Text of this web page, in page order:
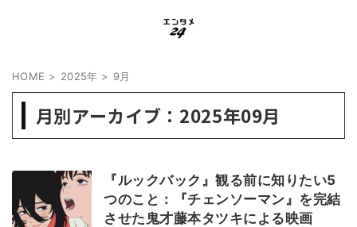
HOME > 2025年 > 9月
月別アーカイブ：2025年09月
『ルックバック』観る前に知りたい5
つのこと：『チェンソーマン』を完結
させた鬼才藤本タツキによる映画